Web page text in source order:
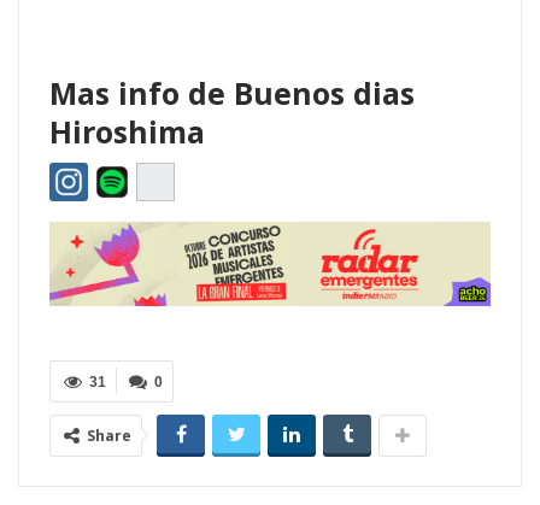
Mas info de Buenos dias
Hiroshima
0
31
Share